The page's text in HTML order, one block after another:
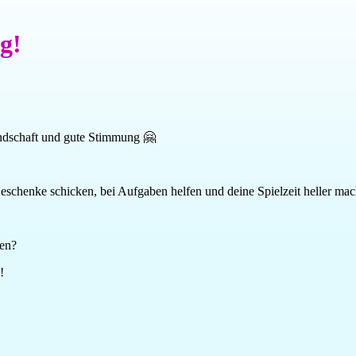
und gute Stimmung 🤗
schicken, bei Aufgaben helfen und deine Spielzeit heller